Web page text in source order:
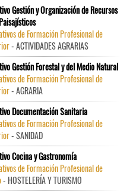
Gestión y Organización de Recursos
de Formación Profesional de
- ACTIVIDADES AGRARIAS
Gestión Forestal y del Medio Natural
de Formación Profesional de
- AGRARIA
Documentación Sanitaria
de Formación Profesional de
- SANIDAD
Cocina y Gastronomía
de Formación Profesional de
- HOSTELERÍA Y TURISMO